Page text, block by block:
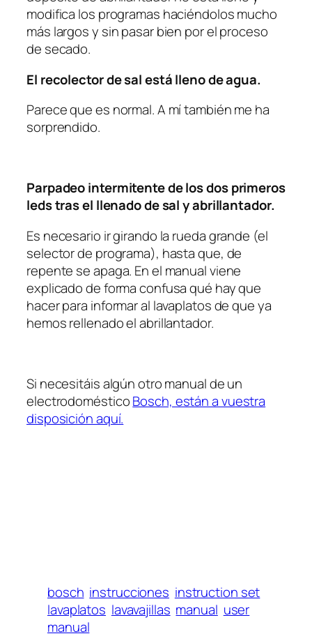
modifica los programas haciéndolos mucho
más largos y sin pasar bien por el proceso
de secado.
El recolector de sal está lleno de agua.
Parece que es normal. A mí también me ha
sorprendido.
Parpadeo intermitente de los dos primeros
leds tras el llenado de sal y abrillantador.
Es necesario ir girando la rueda grande (el
selector de programa), hasta que, de
repente se apaga. En el manual viene
explicado de forma confusa qué hay que
hacer para informar al lavaplatos de que ya
hemos rellenado el abrillantador.
Si necesitáis algún otro manual de un
electrodomésticoBosch, están a vuestra
disposición aquí.
bosch instrucciones instruction set
lavaplatos lavavajillas manual user
manual